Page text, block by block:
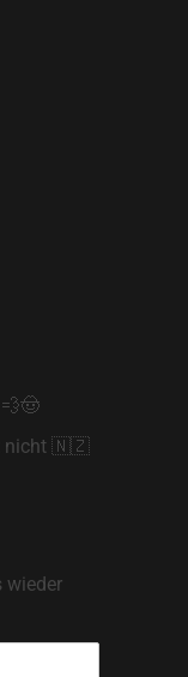
nicht 🇳🇿
wieder